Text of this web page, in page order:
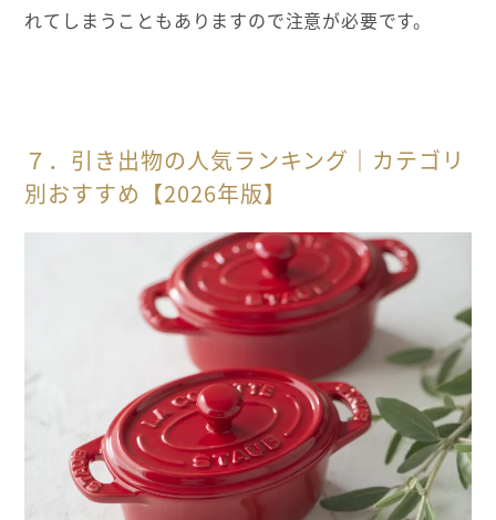
れてしまうこともありますので注意が必要です。
７．引き出物の人気ランキング｜カテゴリ
別おすすめ【2026年版】